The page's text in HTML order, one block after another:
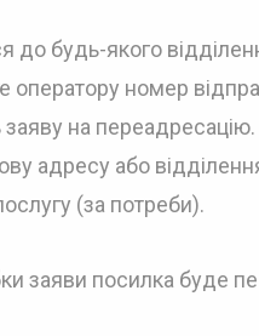
до будь-якого
оператору номер
заяву на переадресацію.
адресу або
(за потреби).
заяви посилка буде